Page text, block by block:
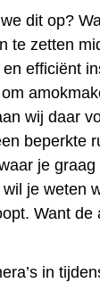
dit op?
te zetten
efficiënt
wij daar
beperkte
je
je weten
Want de
in